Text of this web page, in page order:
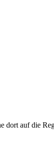
dort auf die